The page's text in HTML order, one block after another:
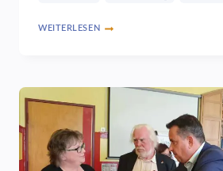
WEITERLESEN
FORT-/
–
GRUNDSTUFE